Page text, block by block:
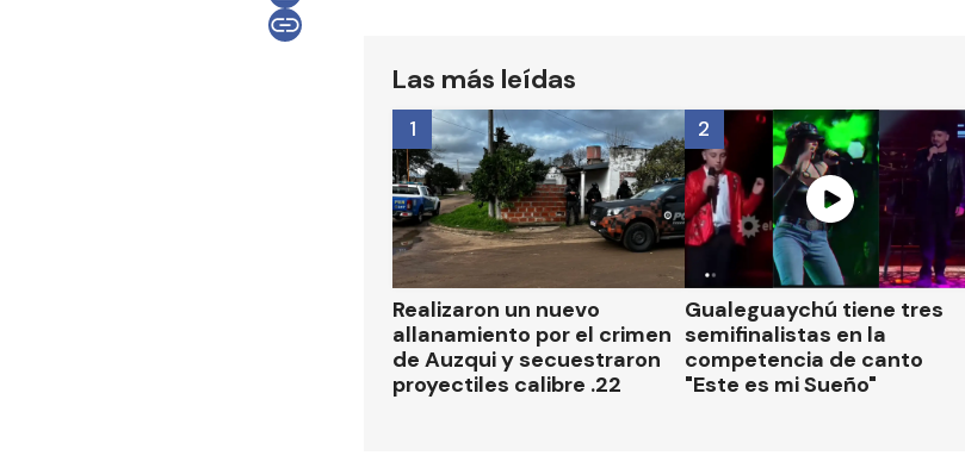
Las más leídas
Realizaron un nuevo
allanamiento por el crimen
de Auzqui y secuestraron
proyectiles calibre .22
1
Gualeguaychú tiene tres
semifinalistas en la
competencia de canto
"Este es mi Sueño"
2